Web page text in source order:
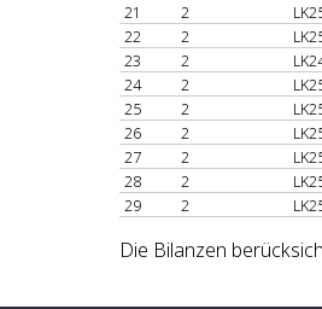
21
2
22
2
23
2
24
2
25
2
26
2
27
2
28
2
29
2
Die Bilanzen